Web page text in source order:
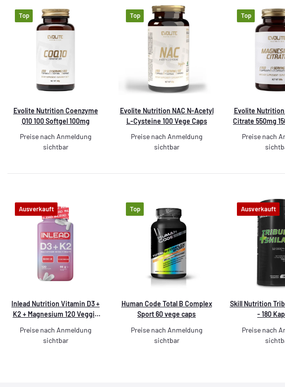
Top
Evolite Nutrition Coenzyme
Q10 100 Softgel 100mg
Preise nach Anmeldung
sichtbar
Top
Evolite Nutrition NAC N-Acetyl
L-Cysteine 100 Vege Caps
Preise nach Anmeldung
sichtbar
Top
Evolite
Citrate 550mg
Preise nach
Ausverkauft
Inlead Nutrition Vitamin D3 +
K2 + Magnesium 120 Veggie
Preise nach Anmeldung
sichtbar
Top
Human Code Total B Complex
Sport 60 vege caps
Preise nach Anmeldung
sichtbar
Ausverkauft
Skill Nutrition
- 180
Preise nach